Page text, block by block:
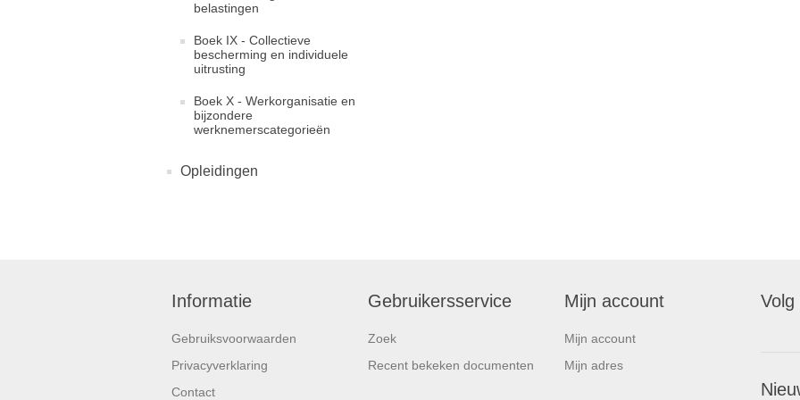
belastingen
Boek IX - Collectieve
bescherming en individuele
uitrusting
Boek X - Werkorganisatie en
bijzondere
werknemerscategorieën
Opleidingen
Informatie
Gebruiksvoorwaarden
Privacyverklaring
Contact
Gebruikersservice
Zoek
Recent bekeken documenten
Mijn account
Mijn account
Mijn adres
Volg